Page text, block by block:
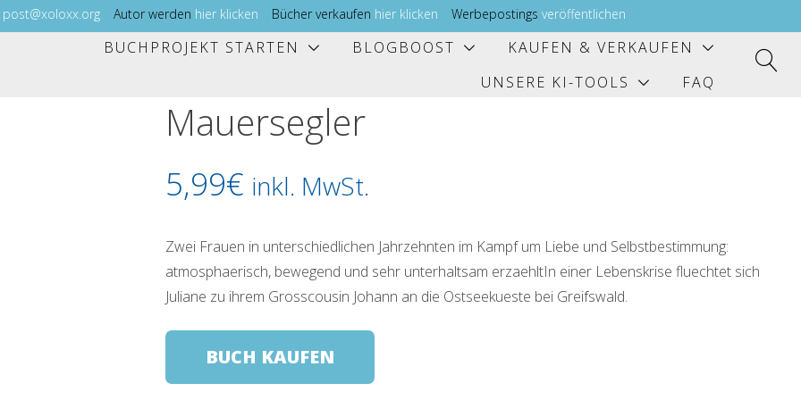
post@xoloxx.org Autor werden hier klicken Bücher verkaufen hier klicken Werbepostings veröffentlichen
BUCHPROJEKT STARTEN BLOGBOOST
KAUFEN & VERKAUFEN
UNSERE KI-TOOLS
FAQ
Mauersegler
5,99€ inkl. MwSt.
Zwei Frauen in unterschiedlichen Jahrzehnten im Kampf um Liebe und Selbstbestimmung:
atmosphaerisch, bewegend und sehr unterhaltsam erzaehltIn einer Lebenskrise fluechtet sich
Juliane zu ihrem Grosscousin Johann an die Ostseekueste bei Greifswald.
BUCH KAUFEN